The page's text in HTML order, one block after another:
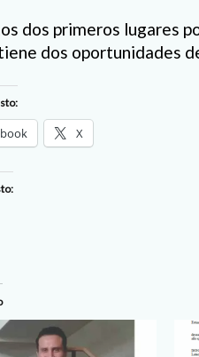
dos primeros lugares
dos oportunidades
X